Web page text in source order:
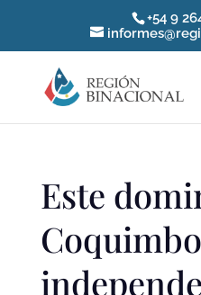
+54 9
Este